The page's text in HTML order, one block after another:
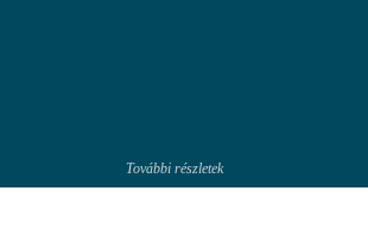
További részletek